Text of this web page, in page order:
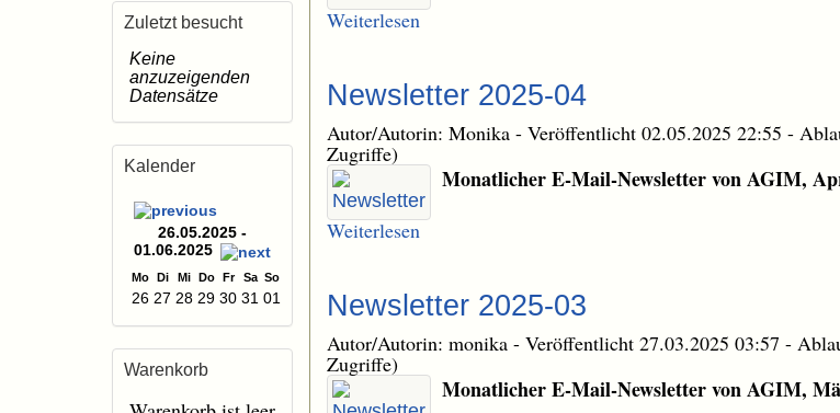
Weiterlesen
Newsletter 2025-04
Autor/Autorin: Monika - Veröffentlicht 02.05.2025 22:55 -
Zugriffe)
Monatlicher E-Mail-Newsletter von AGIM,
Weiterlesen
Newsletter 2025-03
Autor/Autorin: monika - Veröffentlicht 27.03.2025 03:57 -
Zugriffe)
Monatlicher E-Mail-Newsletter von AGIM,
Zuletzt besucht
Keine
anzuzeigenden
Datensätze
Kalender
26.05.2025 -
01.06.2025
Mo Di Mi Do Fr Sa So
26 27 28 29 30 31 01
Warenkorb